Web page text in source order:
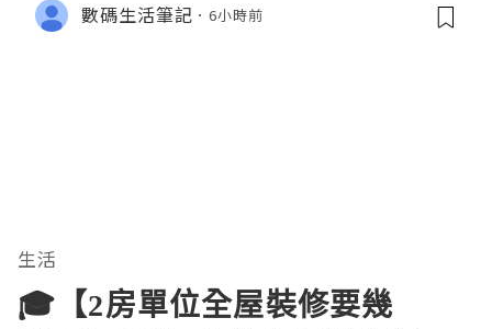
數碼生活筆記 6小時前
生活
🎓【2房單位全屋裝修要幾